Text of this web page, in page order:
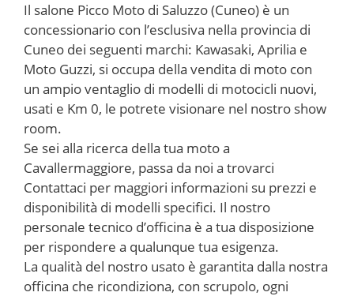
Il salone Picco Moto di Saluzzo (Cuneo) è un
concessionario con l’esclusiva nella provincia di
Cuneo dei seguenti marchi: Kawasaki, Aprilia e
Moto Guzzi, si occupa della vendita di moto con
un ampio ventaglio di modelli di motocicli nuovi,
usati e Km 0, le potrete visionare nel nostro show
room.
Se sei alla ricerca della tua moto a
Cavallermaggiore, passa da noi a trovarci
Contattaci per maggiori informazioni su prezzi e
disponibilità di modelli specifici. Il nostro
personale tecnico d’officina è a tua disposizione
per rispondere a qualunque tua esigenza.
La qualità del nostro usato è garantita dalla nostra
officina che ricondiziona, con scrupolo, ogni